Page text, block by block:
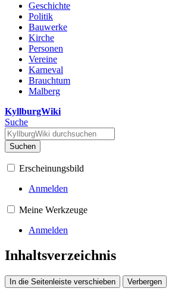
Geschichte
Politik
Bauwerke
Kirche
Personen
Vereine
Karneval
Brauchtum
Malberg
KyllburgWiki
Suche
Suchen
Erscheinungsbild
Anmelden
Meine Werkzeuge
Anmelden
Inhaltsverzeichnis
In die Seitenleiste verschieben Verbergen